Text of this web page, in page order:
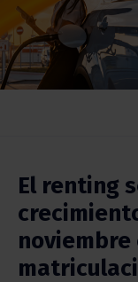
El renting
noviembre